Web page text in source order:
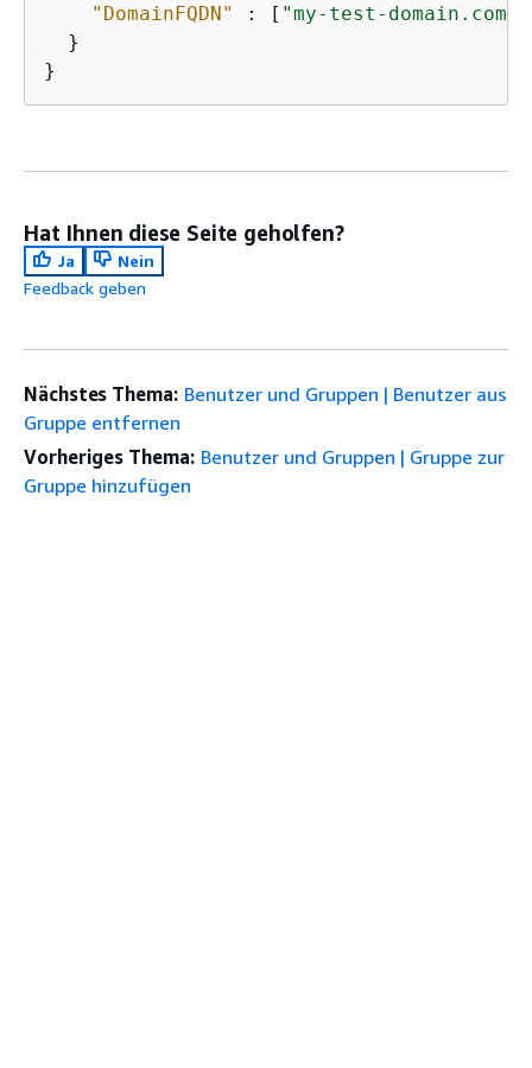
"DomainFQDN"
: [ "my-test-domain.com"
  }
}
Hat Ihnen diese Seite geholfen?
Ja
Nein
Feedback geben
Nächstes Thema: Benutzer und Gruppen | Benutzer aus
Gruppe entfernen
Vorheriges Thema: Benutzer und Gruppen | Gruppe zur
Gruppe hinzufügen